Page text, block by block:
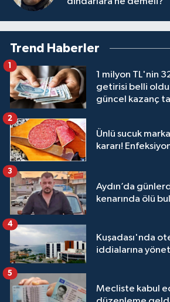
Trend Haberler
1 milyon TL'nin
getirisi belli
güncel kazanç
1
Ünlü sucuk
kararı!
2
Aydın’da
kenarında ölü
3
Kuşadası'nda
iddialarına
4
Mecliste kabul
5